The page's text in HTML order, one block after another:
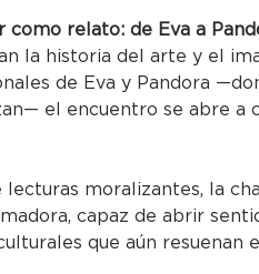
como relato: de Eva a
la historia del arte y el
de Eva y Pandora
el encuentro se abre a
lecturas moralizantes, la
capaz de abrir
que aún resuenan